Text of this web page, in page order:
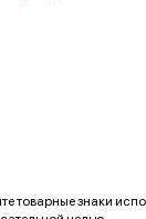
товарные знаки